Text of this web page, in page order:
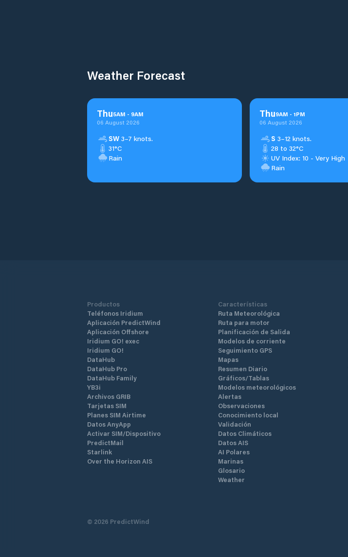
Weather Forecast
Thu5AM - 9AM
06 August 2026
SW 3–7 knots.
31°C
Rain
Thu9AM - 1PM
06 August 2026
S 3–12 knots.
28 to 32°C
UV Index: 10 - Very High
Rain
Productos
Teléfonos Iridium
Aplicación PredictWind
Aplicación Offshore
Iridium GO! exec
Iridium GO!
DataHub
DataHub Pro
DataHub Family
YB3i
Archivos GRIB
Tarjetas SIM
Planes SIM Airtime
Datos AnyApp
Activar SIM/Dispositivo
PredictMail
Starlink
Over the Horizon AIS
Características
Ruta Meteorológica
Ruta para motor
Planificación de Salida
Modelos de corriente
Seguimiento GPS
Mapas
Resumen Diario
Gráficos/Tablas
Modelos meteorológicos
Alertas
Observaciones
Conocimiento local
Validación
Datos Climáticos
Datos AIS
AI Polares
Marinas
Glosario
Weather
© 2026 PredictWind